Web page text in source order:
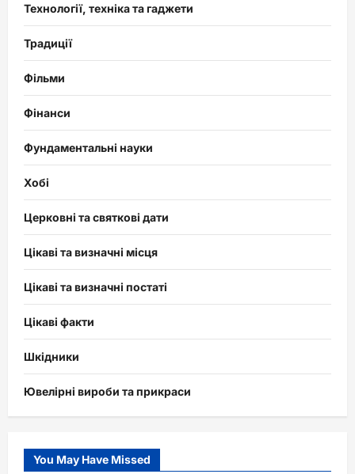
Технології, техніка та гаджети
Традиції
Фільми
Фінанси
Фундаментальні науки
Хобі
Церковні та святкові дати
Цікаві та визначні місця
Цікаві та визначні постаті
Цікаві факти
Шкідники
Ювелірні вироби та прикраси
You May Have Missed